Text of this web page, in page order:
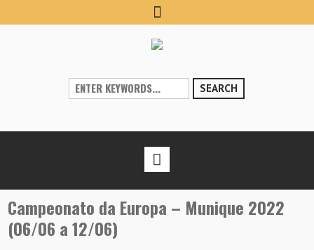
SEARCH
Campeonato da Europa – Munique 2022
(06/06 a 12/06)